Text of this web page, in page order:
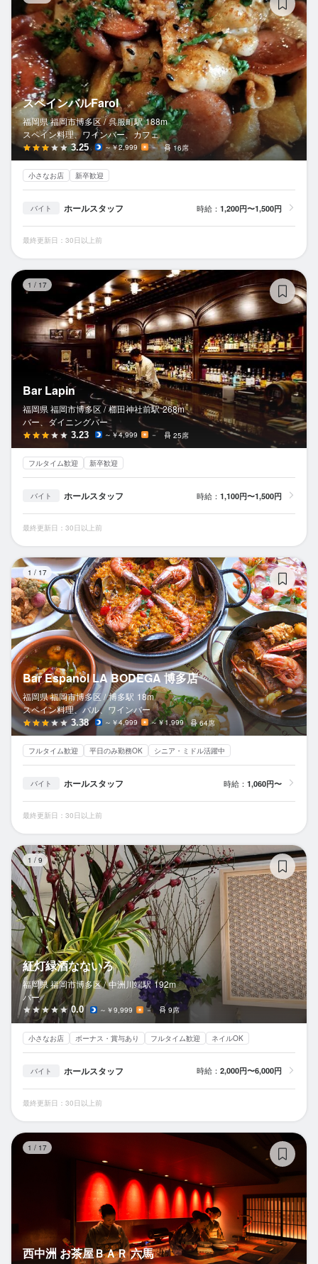
スペインバルFarol
福岡県 福岡市博多区 / 呉服町駅 188m
スペイン料理、ワインバー、カフェ
3.25 ～￥2,999 － 16席
小さなお店 新卒歓迎
バイト ホールスタッフ 時給： 1,200円〜1,500円
最終更新日：30日以上前
1 / 17
Bar Lapin
福岡県 福岡市博多区 / 櫛田神社前駅 268m
バー、ダイニングバー
3.23 ～￥4,999 － 25席
フルタイム歓迎 新卒歓迎
バイト ホールスタッフ 時給： 1,100円〜1,500円
最終更新日：30日以上前
1 / 17
Bar Espanol LA BODEGA 博多店
福岡県 福岡市博多区 / 博多駅 18m
スペイン料理、バル、ワインバー
3.38 ～￥4,999 ～￥1,999 64席
フルタイム歓迎 平日のみ勤務OK シニア・ミドル活躍中
バイト ホールスタッフ 時給： 1,060円〜
最終更新日：30日以上前
1 / 9
紅灯緑酒なないろ
福岡県 福岡市博多区 / 中洲川端駅 192m
バー
0.0 ～￥9,999 － 9席
小さなお店 ボーナス・賞与あり フルタイム歓迎 ネイルOK
バイト ホールスタッフ 時給： 2,000円〜6,000円
最終更新日：30日以上前
1 / 17
西中洲 お茶屋ＢＡＲ 六馬